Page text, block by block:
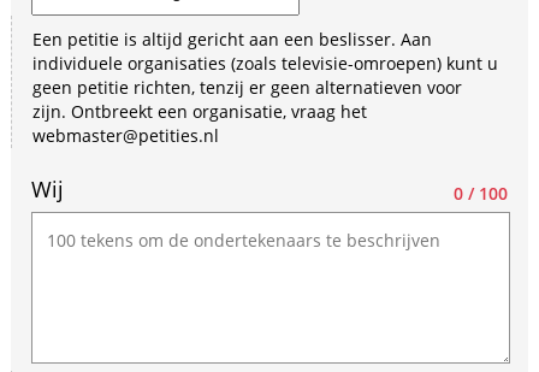
Een petitie is altijd gericht aan een beslisser. Aan
individuele organisaties (zoals televisie-omroepen) kunt u
geen petitie richten, tenzij er geen alternatieven voor
zijn. Ontbreekt een organisatie, vraag het
webmaster@petities.nl
Wij 0 / 100